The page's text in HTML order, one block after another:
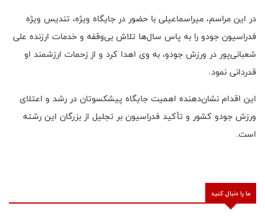
در این مراسم، میراسماعیلی با حضور در جایگاه ویژه، تندیس ویژه
فدراسیون جودو را به پاس سال‌ها تلاش بی‌وقفه و خدمات ارزنده علی
شعبانی‌پور در ورزش جودو، به وی اهدا کرد و از زحمات ارزشمند او
قدردانی نمود.
این اقدام نشان‌دهنده اهمیت جایگاه پیشکسوتان در رشد و اعتلای
ورزش جودو کشور و تأکید فدراسیون بر تجلیل از بزرگان این رشته
است.
ما را دنبال کنید